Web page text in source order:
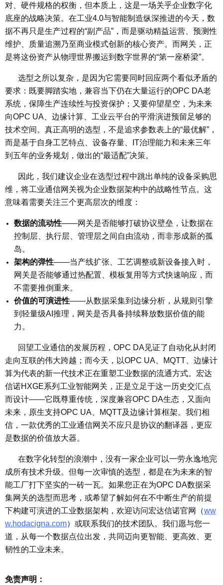
对、硬件规格的权衡，但本质上，这是一场关乎企业数字化
底座的战略决策。在工业4.0与智能制造纵深推进的今天，数
据不再只是生产过程的“副产品”，而是驱动精益运营、预测性
维护、质量追溯乃至商业模式创新的核心资产。而网关，正
是将这份资产从物理世界搬运到数字世界的“第一座桥梁”。
选型之所以复杂，是因为它需要同时回应两个看似矛盾的
要求：既要脚踏实地，兼容当下仍在大量运行的OPC DA老
系统，保障生产连续性与投资保护；又要仰望星空，为未来
向OPC UA、边缘计算、工业云平台的平滑演进预留足够的
技术空间。真正高明的选型，不是追求参数表上的“最优解”，
而是基于自身工艺特点、设备存量、IT治理能力和未来三年
到五年的业务规划，做出的“最适配”决策。
因此，我们建议企业在选型过程中跳出单纯的设备采购思
维，将工业通信网关视为企业数据架构中的战略性节点。这
意味着需要关注三个更高层次的维度：
数据的流动性——网关是否能够打破协议壁垒，让数据在
控制层、执行层、管理层之间自由流动，而非形成新的孤
岛。
架构的弹性——当产线扩张、工艺调整或新设备接入时，
网关是否能够通过热配置、模板复用等方式快速响应，而
不需要推倒重来。
价值的可演进性——从数据采集到边缘分析，从规则引擎
到轻量级AI推理，网关是否具备持续释放数据价值的能
力。
回望工业通信的发展历程，OPC DA见证了自动化从封闭
走向互联的伟大跨越；而今天，以OPC UA、MQTT、边缘计
算为代表的新一代技术正在重塑工业数据的流通方式。宏达
信诺HXGE系列工业智能网关，正是立足于这一历史交汇点
而设计——它既尊重传统，深度兼容OPC DA生态，又面向
未来，原生支持OPC UA、MQTT及边缘计算框架。我们相
信，一款优秀的工业通信网关不应只是协议的翻译器，更应
是数据的价值放大器。
在数字化转型的浪潮中，没有一家企业可以一劳永逸地完
成所有技术升级。但每一次审慎的选型，都是在为未来的智
能工厂打下坚实的一砖一瓦。如果您正在为OPC DA数据采
集网关的选型而思考，或希望了解如何在不中断生产的前提
下构建可演进的工业数据架构，欢迎访问宏达信诺官网（ww
w.hodacigna.com）或联系我们的技术团队。我们愿与您一
道，从每一个数据点位出发，共同迈向更智能、更高效、更
韧性的工业未来。
免责声明：